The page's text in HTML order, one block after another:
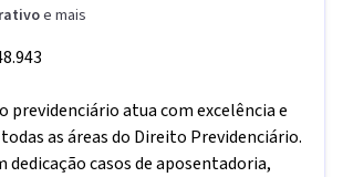
e mais
previdenciário atua com excelência e
as áreas do Direito Previdenciário.
dedicação casos de aposentadoria,